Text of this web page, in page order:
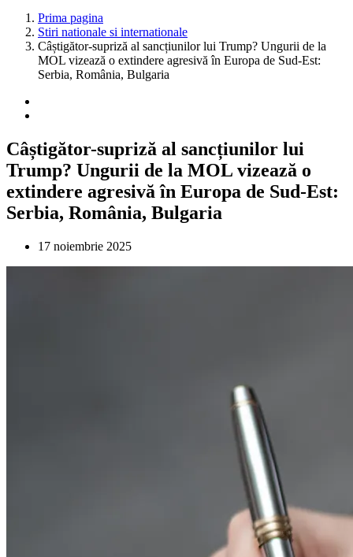
Prima pagina
Stiri nationale si internationale
Câștigător-supriză al sancțiunilor lui Trump? Ungurii de la
MOL vizează o extindere agresivă în Europa de Sud-Est:
Serbia, România, Bulgaria
Câștigător-supriză al sancțiunilor lui
Trump? Ungurii de la MOL vizează o
extindere agresivă în Europa de Sud-Est:
Serbia, România, Bulgaria
17 noiembrie 2025